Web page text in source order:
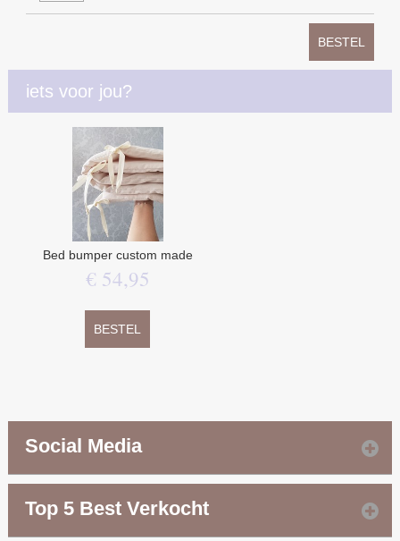
BESTEL
iets voor jou?
Bed bumper custom made
€ 54,95
BESTEL
Social Media
Top 5 Best Verkocht